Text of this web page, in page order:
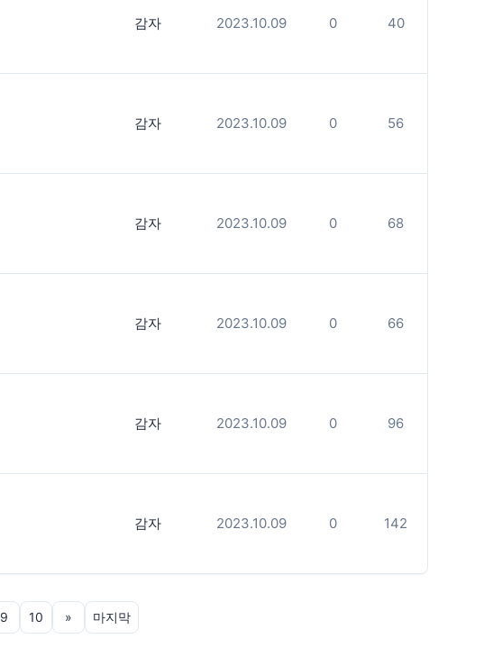
감자 2023.10.09 0 40
감자 2023.10.09 0 56
감자 2023.10.09 0 68
감자 2023.10.09 0 66
감자 2023.10.09 0 96
감자 2023.10.09 0 142
9 10 » 마지막